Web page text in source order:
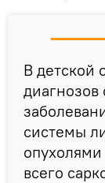
В детской
диагнозов
системы
всего